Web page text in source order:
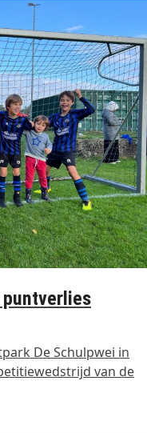
De Schulpwei in
van de